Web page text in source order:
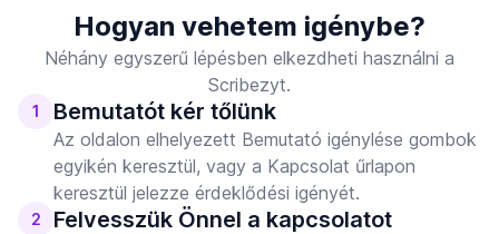
Hogyan vehetem igénybe?
Néhány egyszerű lépésben elkezdheti használni a
Scribezyt.
1 Bemutatót kér tőlünk
Az oldalon elhelyezett Bemutató igénylése gombok
egyikén keresztül, vagy a Kapcsolat űrlapon
keresztül jelezze érdeklődési igényét.
2 Felvesszük Önnel a kapcsolatot